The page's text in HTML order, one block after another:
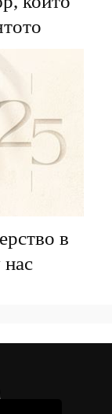
в
нас